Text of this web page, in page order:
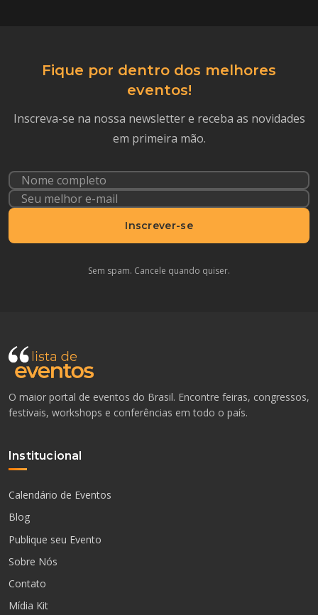
Fique por dentro dos melhores
eventos!
Inscreva-se na nossa newsletter e receba as novidades
em primeira mão.
Inscrever-se
Sem spam. Cancele quando quiser.
O maior portal de eventos do Brasil. Encontre feiras, congressos,
festivais, workshops e conferências em todo o país.
Institucional
Calendário de Eventos
Blog
Publique seu Evento
Sobre Nós
Contato
Mídia Kit